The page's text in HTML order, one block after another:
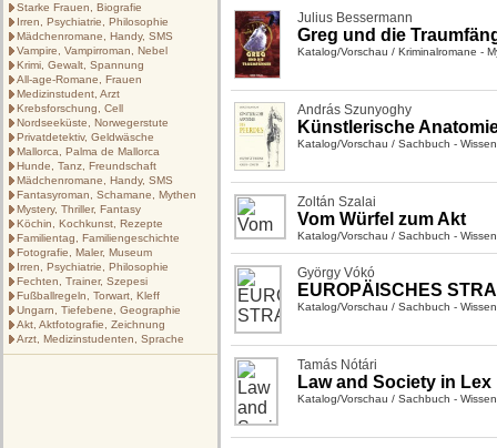
Starke Frauen, Biografie
Irren, Psychiatrie, Philosophie
Mädchenromane, Handy, SMS
Vampire, Vampirroman, Nebel
Krimi, Gewalt, Spannung
All-age-Romane, Frauen
Medizinstudent, Arzt
Krebsforschung, Cell
Nordseeküste, Norwegerstute
Privatdetektiv, Geldwäsche
Mallorca, Palma de Mallorca
Hunde, Tanz, Freundschaft
Mädchenromane, Handy, SMS
Fantasyroman, Schamane, Mythen
Mystery, Thriller, Fantasy
Köchin, Kochkunst, Rezepte
Familientag, Familiengeschichte
Fotografie, Maler, Museum
Irren, Psychiatrie, Philosophie
Fechten, Trainer, Szepesi
Fußballregeln, Torwart, Kleff
Ungarn, Tiefebene, Geographie
Akt, Aktfotografie, Zeichnung
Arzt, Medizinstudenten, Sprache
Julius Bessermann
Greg und die
Katalog/Vorschau / Kriminalromane -
András Szunyoghy
Künstlerische
Katalog/Vorschau / Sachbuch -
Zoltán Szalai
Vom Würfel zum Akt
Katalog/Vorschau / Sachbuch -
György Vókó
EUROPÄISCHES
Katalog/Vorschau / Sachbuch -
Tamás Nótári
Law and Society in
Katalog/Vorschau / Sachbuch -